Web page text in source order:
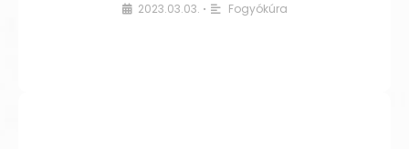
2023.03.03. • Fogyókúra